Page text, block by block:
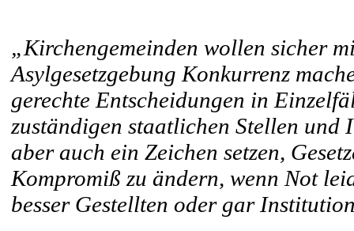
„Kirchengemeinden wollen sicher
Asylgesetzgebung Konkurrenz
gerechte Entscheidungen in
zuständigen staatlichen Stellen
aber auch ein Zeichen setzen,
Kompromiß zu ändern, wenn Not
besser Gestellten oder gar